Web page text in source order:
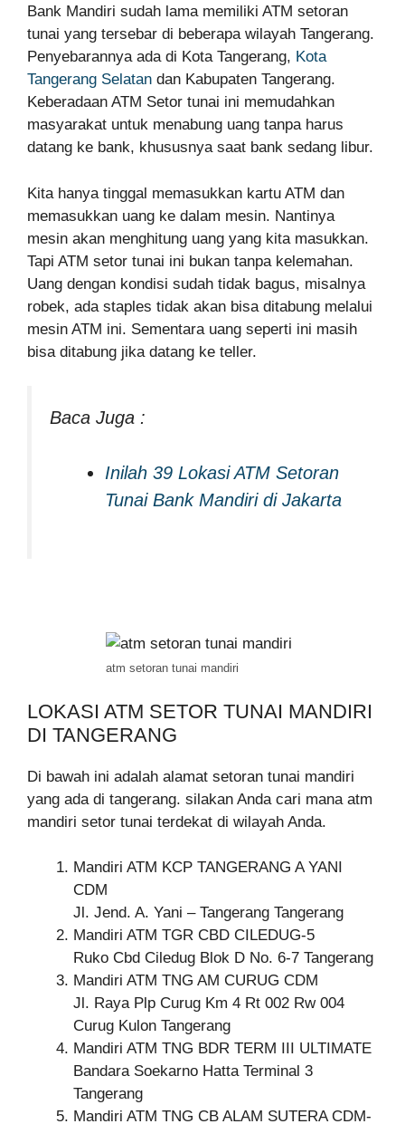
Bank Mandiri sudah lama memiliki ATM setoran
tunai yang tersebar di beberapa wilayah Tangerang.
Penyebarannya ada di Kota Tangerang, Kota
Tangerang Selatan dan Kabupaten Tangerang.
Keberadaan ATM Setor tunai ini memudahkan
masyarakat untuk menabung uang tanpa harus
datang ke bank, khususnya saat bank sedang libur.
Kita hanya tinggal memasukkan kartu ATM dan
memasukkan uang ke dalam mesin. Nantinya
mesin akan menghitung uang yang kita masukkan.
Tapi ATM setor tunai ini bukan tanpa kelemahan.
Uang dengan kondisi sudah tidak bagus, misalnya
robek, ada staples tidak akan bisa ditabung melalui
mesin ATM ini. Sementara uang seperti ini masih
bisa ditabung jika datang ke teller.
Baca Juga :
Inilah 39 Lokasi ATM Setoran
Tunai Bank Mandiri di Jakarta
atm setoran tunai mandiri
LOKASI ATM SETOR TUNAI MANDIRI
DI TANGERANG
Di bawah ini adalah alamat setoran tunai mandiri
yang ada di tangerang. silakan Anda cari mana atm
mandiri setor tunai terdekat di wilayah Anda.
Mandiri ATM KCP TANGERANG A YANI
CDM
Jl. Jend. A. Yani – Tangerang Tangerang
Mandiri ATM TGR CBD CILEDUG-5
Ruko Cbd Ciledug Blok D No. 6-7 Tangerang
Mandiri ATM TNG AM CURUG CDM
Jl. Raya Plp Curug Km 4 Rt 002 Rw 004
Curug Kulon Tangerang
Mandiri ATM TNG BDR TERM III ULTIMATE
Bandara Soekarno Hatta Terminal 3
Tangerang
Mandiri ATM TNG CB ALAM SUTERA CDM-